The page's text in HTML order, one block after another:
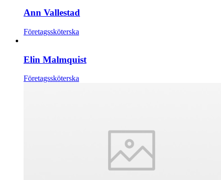
Ann Vallestad
Företagssköterska
Elin Malmquist
Företagssköterska